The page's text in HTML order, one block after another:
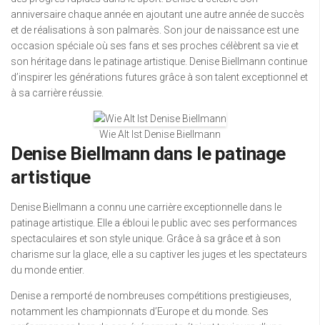
anniversaire chaque année en ajoutant une autre année de succès
et de réalisations à son palmarès. Son jour de naissance est une
occasion spéciale où ses fans et ses proches célèbrent sa vie et
son héritage dans le patinage artistique. Denise Biellmann continue
d’inspirer les générations futures grâce à son talent exceptionnel et
à sa carrière réussie.
Wie Alt Ist Denise Biellmann
Denise Biellmann dans le patinage
artistique
Denise Biellmann a connu une carrière exceptionnelle dans le
patinage artistique. Elle a ébloui le public avec ses performances
spectaculaires et son style unique. Grâce à sa grâce et à son
charisme sur la glace, elle a su captiver les juges et les spectateurs
du monde entier.
Denise a remporté de nombreuses compétitions prestigieuses,
notamment les championnats d’Europe et du monde. Ses